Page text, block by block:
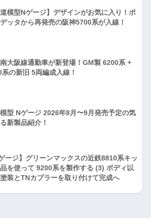
道模型Nゲージ】デザインがお気に入り！ポ
ッタから再発売の阪神5700系が入線！
大阪線通勤車が新登場！GM製 6200系 +
の新旧 5両編成入線！
型 Nゲージ 2026年8月〜9月発売予定の気
新製品紹介！
ゲージ】グリーンマックスの近鉄8810系キッ
品を使って 9200系を製作する (3) ボディ以
装とTNカプラーを取り付けて完成へ